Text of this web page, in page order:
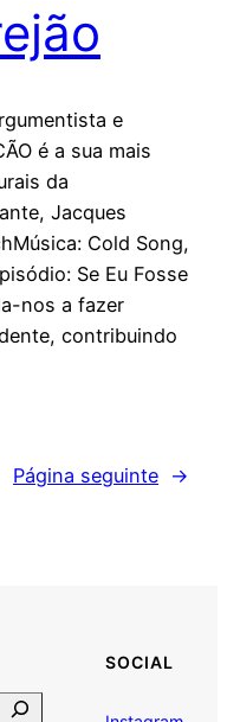
e
é a sua mais
da
Jacques
Cold Song,
Se Eu Fosse
nos a fazer
contribuindo
Página seguinte →
SOCIAL